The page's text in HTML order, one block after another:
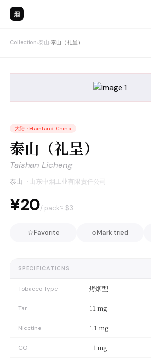
烟
Collection›泰山›泰山（礼呈）
大陆 · Mainland China
泰山（礼呈）
Taishan Licheng
泰山 · 山东中烟工业有限责任公司
¥20/ pack≈ $3
☆Favorite ○Mark tried
SPECIFICATIONS
Tobacco Type 烤烟型
Tar 11 mg
Nicotine 1.1 mg
CO 11 mg